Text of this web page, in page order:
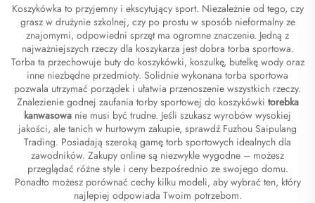
Koszykówka to przyjemny i ekscytujący sport. Niezależnie od tego, czy
grasz w drużynie szkolnej, czy po prostu w sposób nieformalny ze
znajomymi, odpowiedni sprzęt ma ogromne znaczenie. Jedną z
najważniejszych rzeczy dla koszykarza jest dobra torba sportowa.
Torba ta przechowuje buty do koszykówki, koszulkę, butelkę wody oraz
inne niezbędne przedmioty. Solidnie wykonana torba sportowa
pozwala utrzymać porządek i ułatwia przenoszenie wszystkich rzeczy.
Znalezienie godnej zaufania torby sportowej do koszykówki torebka
kanwasowa nie musi być trudne. Jeśli szukasz wyrobów wysokiej
jakości, ale tanich w hurtowym zakupie, sprawdź Fuzhou Saipulang
Trading. Posiadają szeroką gamę torb sportowych idealnych dla
zawodników. Zakupy online są niezwykle wygodne – możesz
przeglądać różne style i ceny bezpośrednio ze swojego domu.
Ponadto możesz porównać cechy kilku modeli, aby wybrać ten, który
najlepiej odpowiada Twoim potrzebom.